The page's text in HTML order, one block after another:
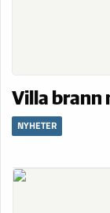
Villa brann
NYHETER